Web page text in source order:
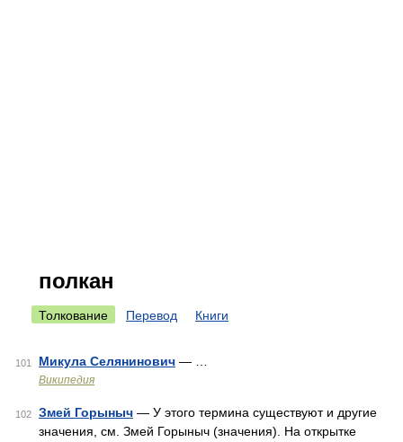
полкан
Толкование Перевод Книги
101 Микула Селянинович — …
Википедия
102 Змей Горыныч — У этого термина существуют и другие
значения, см. Змей Горыныч (значения). На открытке